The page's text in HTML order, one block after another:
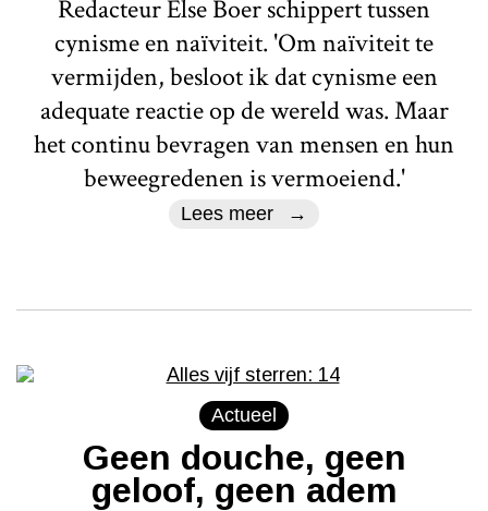
Redacteur Else Boer schippert tussen
cynisme en naïviteit. 'Om naïviteit te
vermijden, besloot ik dat cynisme een
adequate reactie op de wereld was. Maar
het continu bevragen van mensen en hun
beweegredenen is vermoeiend.'
Lees meer
Actueel
Geen douche, geen
geloof, geen adem